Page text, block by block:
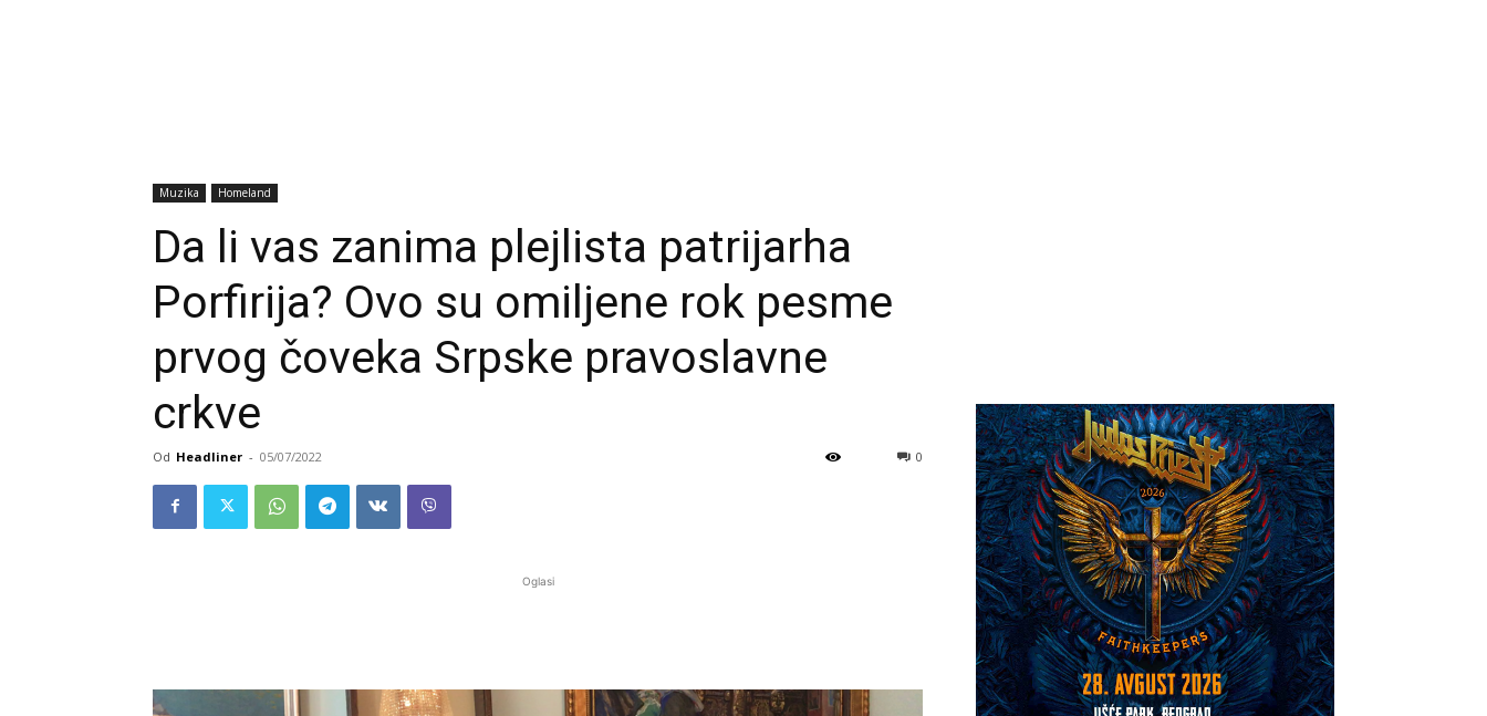
Muzika Homeland
Da li vas zanima plejlista patrijarha
Porfirija? Ovo su omiljene rok pesme
prvog čoveka Srpske pravoslavne
crkve
Od Headliner - 05/07/2022 0
Oglasi